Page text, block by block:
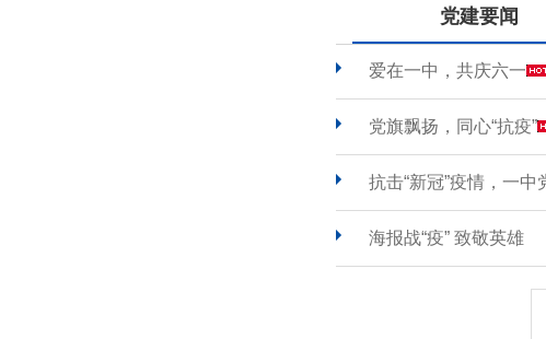
党建要闻
爱在一中，共庆六一
党旗飘扬，同心“抗疫”
抗击“新冠”疫情，一中
海报战“疫” 致敬英雄